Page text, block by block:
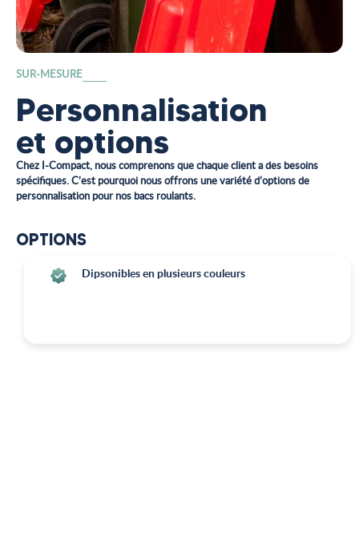
SUR-MESURE
Personnalisation
et options
Chez I-Compact, nous comprenons que chaque client a des besoins
spécifiques. C’est pourquoi nous offrons une variété d’options de
personnalisation pour nos bacs roulants.
OPTIONS
Dipsonibles en plusieurs couleurs